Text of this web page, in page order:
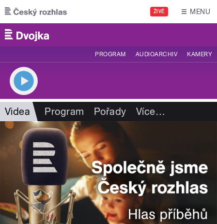
Přejít k hlavnímu obsahu
ŽIVĚ MENU
PROGRAM AUDIOARCHIV KAMERY
Videa Program Pořady Více…